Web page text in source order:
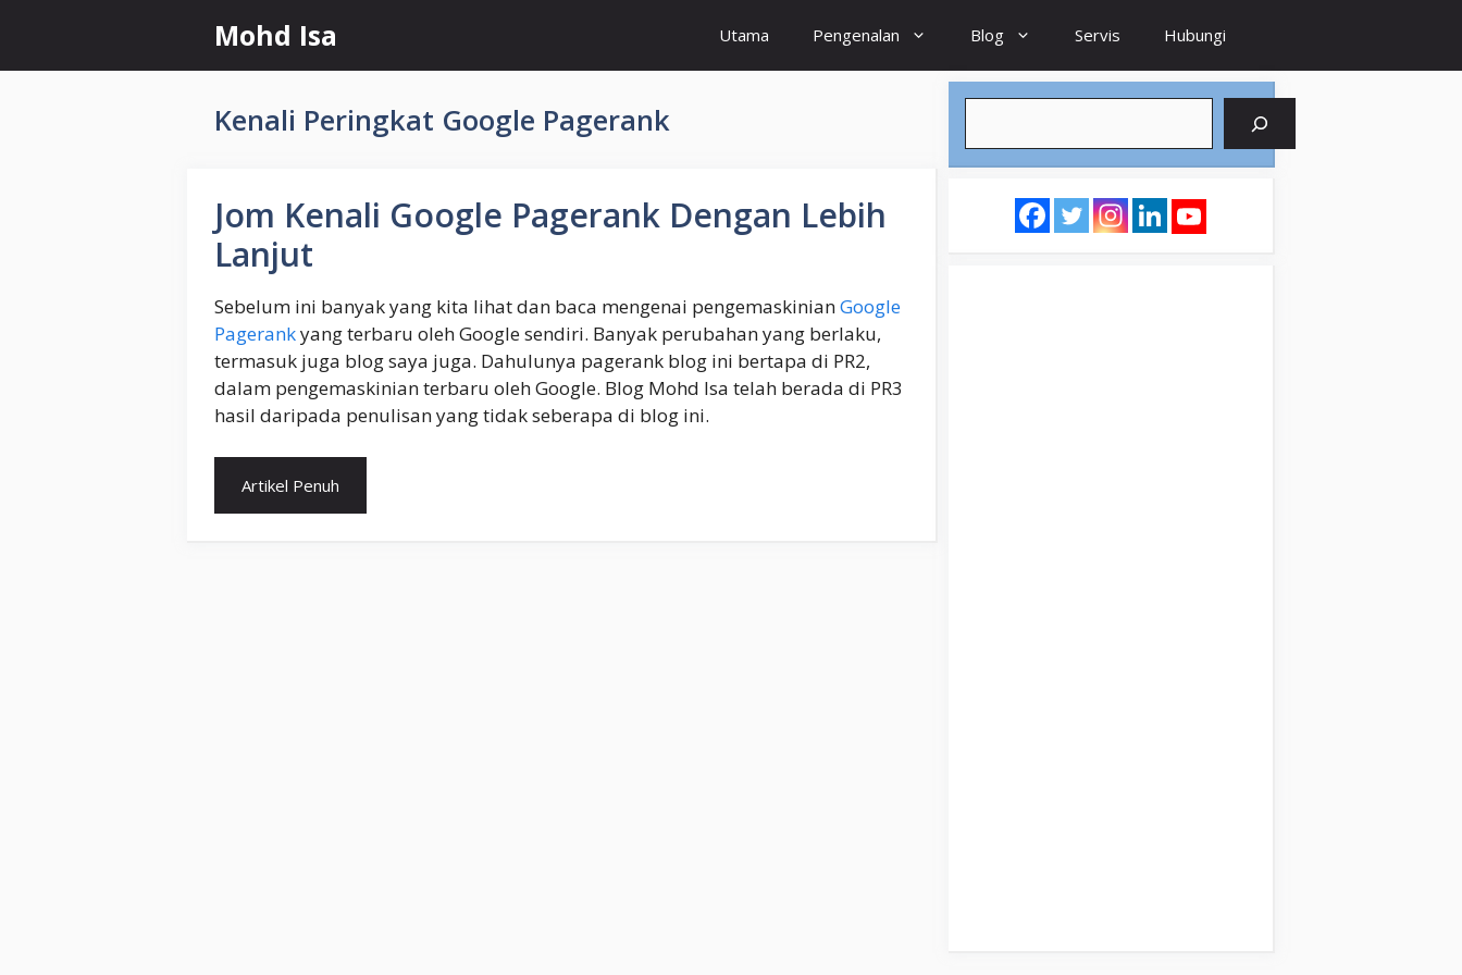
content
Mohd Isa Utama Pengenalan Blog Servis Hubungi
Kenali Peringkat Google Pagerank
Jom Kenali Google Pagerank Dengan Lebih
Lanjut
Sebelum ini banyak yang kita lihat dan baca mengenai pengemaskinianGoogle
Pagerankyang terbaru oleh Google sendiri. Banyak perubahan yang berlaku,
termasuk juga blog saya juga. Dahulunya pagerank blog ini bertapa di PR2,
dalam pengemaskinian terbaru oleh Google. Blog Mohd Isa telah berada di PR3
hasil daripada penulisan yang tidak seberapa di blog ini.
Artikel Penuh